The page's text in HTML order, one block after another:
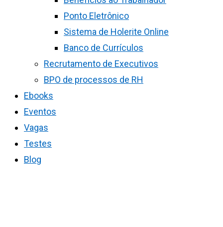
Ponto Eletrônico
Sistema de Holerite Online
Banco de Currículos
Recrutamento de Executivos
BPO de processos de RH
Ebooks
Eventos
Vagas
Testes
Blog